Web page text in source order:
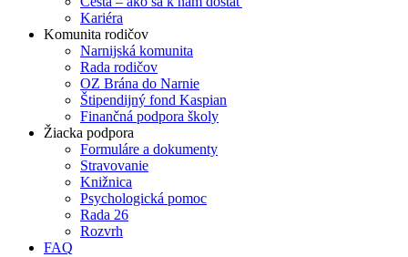
Kariéra
Komunita rodičov
Narnijská komunita
Rada rodičov
OZ Brána do Narnie
Štipendijný fond Kaspian
Finančná podpora školy
Žiacka podpora
Formuláre a dokumenty
Stravovanie
Knižnica
Psychologická pomoc
Rada 26
Rozvrh
FAQ